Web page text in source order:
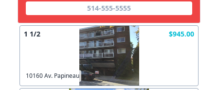
514-555-5555
1 1/2 $945.00
10160 Av. Papineau